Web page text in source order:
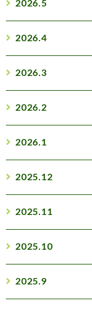
2026.5
2026.4
2026.3
2026.2
2026.1
2025.12
2025.11
2025.10
2025.9